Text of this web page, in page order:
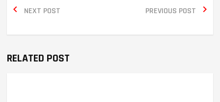
NEXT POST
 PREVIOUS POST 
RELATED POST